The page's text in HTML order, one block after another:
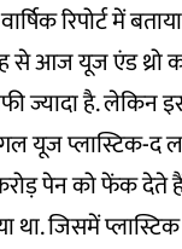
रिपोर्टमें
से आज यूज एंड
ज्यादा है. लेकिन
यूज प्लास्टिक-द
पेन को फेंक देते
था. जिसमें